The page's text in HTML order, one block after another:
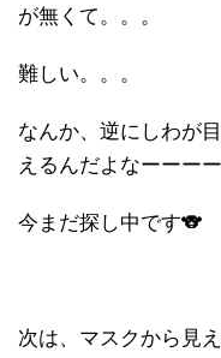
が無くて。。。
難しい。。。
なんか、逆にしわが
えるんだよなーーーー
今まだ探し中です🐨
次は、マスクから見